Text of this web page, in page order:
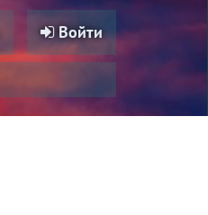
Войти